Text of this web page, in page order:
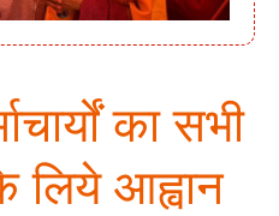
का सभी
लिये आह्वान